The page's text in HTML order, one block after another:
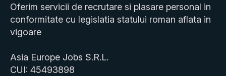
Oferim servicii de recrutare si plasare personal in
conformitate cu legislatia statului roman aflata in
vigoare
Asia Europe Jobs S.R.L.
CUI: 45493898